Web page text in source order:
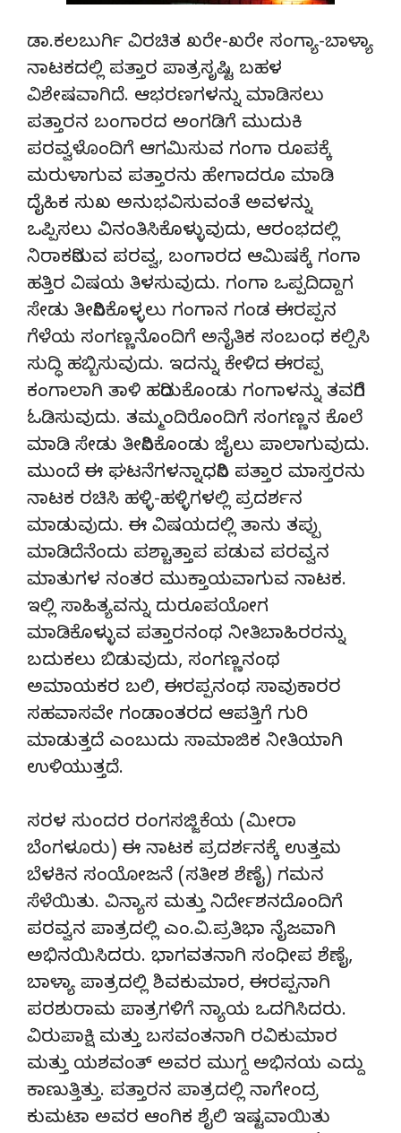
ಡಾ.ಕಲಬುರ್ಗಿ ವಿರಚಿತ ಖರೇ-ಖರೇ ಸಂಗ್ಯಾ-ಬಾಳ್ಯಾ
ನಾಟಕದಲ್ಲಿ ಪತ್ತಾರ ಪಾತ್ರಸೃಷ್ಟಿ ಬಹಳ
ವಿಶೇಷವಾಗಿದೆ. ಆಭರಣಗಳನ್ನು ಮಾಡಿಸಲು
ಪತ್ತಾರನ ಬಂಗಾರದ ಅಂಗಡಿಗೆ ಮುದುಕಿ
ಪರವ್ವಳೊಂದಿಗೆ ಆಗಮಿಸುವ ಗಂಗಾ ರೂಪಕ್ಕೆ
ಮರುಳಾಗುವ ಪತ್ತಾರನು ಹೇಗಾದರೂ ಮಾಡಿ
ದೈಹಿಕ ಸುಖ ಅನುಭವಿಸುವಂತೆ ಅವಳನ್ನು
ಒಪ್ಪಿಸಲು ವಿನಂತಿಸಿಕೊಳ್ಳುವುದು, ಆರಂಭದಲ್ಲಿ
ನಿರಾಕರಿಸುವ ಪರವ್ವ, ಬಂಗಾರದ ಆಮಿಷಕ್ಕೆ ಗಂಗಾ
ಹತ್ತಿರ ವಿಷಯ ತಿಳಸುವುದು. ಗಂಗಾ ಒಪ್ಪದಿದ್ದಾಗ
ಸೇಡು ತೀರಿಸಿಕೊಳ್ಳಲು ಗಂಗಾನ ಗಂಡ ಈರಪ್ಪನ
ಗೆಳೆಯ ಸಂಗಣ್ಣನೊಂದಿಗೆ ಅನೈತಿಕ ಸಂಬಂಧ ಕಲ್ಪಿಸಿ
ಸುದ್ಧಿ ಹಬ್ಬಿಸುವುದು. ಇದನ್ನು ಕೇಳಿದ ಈರಪ್ಪ
ಕಂಗಾಲಾಗಿ ತಾಳಿ ಹರಿದುಕೊಂಡು ಗಂಗಾಳನ್ನು ತವರಿಗೆ
ಓಡಿಸುವುದು. ತಮ್ಮಂದಿರೊಂದಿಗೆ ಸಂಗಣ್ಣನ ಕೊಲೆ
ಮಾಡಿ ಸೇಡು ತೀರಿಸಿಕೊಂಡು ಜೈಲು ಪಾಲಾಗುವುದು.
ಮುಂದೆ ಈ ಘಟನೆಗಳನ್ನಾಧರಿಸಿ ಪತ್ತಾರ ಮಾಸ್ತರನು
ನಾಟಕ ರಚಿಸಿ ಹಳ್ಳಿ-ಹಳ್ಳಿಗಳಲ್ಲಿ ಪ್ರದರ್ಶನ
ಮಾಡುವುದು. ಈ ವಿಷಯದಲ್ಲಿ ತಾನು ತಪ್ಪು
ಮಾಡಿದೆನೆಂದು ಪಶ್ಚಾತ್ತಾಪ ಪಡುವ ಪರವ್ವನ
ಮಾತುಗಳ ನಂತರ ಮುಕ್ತಾಯವಾಗುವ ನಾಟಕ.
ಇಲ್ಲಿ ಸಾಹಿತ್ಯವನ್ನು ದುರೂಪಯೋಗ
ಮಾಡಿಕೊಳ್ಳುವ ಪತ್ತಾರನಂಥ ನೀತಿಬಾಹಿರರನ್ನು
ಬದುಕಲು ಬಿಡುವುದು, ಸಂಗಣ್ಣನಂಥ
ಅಮಾಯಕರ ಬಲಿ, ಈರಪ್ಪನಂಥ ಸಾವುಕಾರರ
ಸಹವಾಸವೇ ಗಂಡಾಂತರದ ಆಪತ್ತಿಗೆ ಗುರಿ
ಮಾಡುತ್ತದೆ ಎಂಬುದು ಸಾಮಾಜಿಕ ನೀತಿಯಾಗಿ
ಉಳಿಯುತ್ತದೆ.
ಸರಳ ಸುಂದರ ರಂಗಸಜ್ಜಿಕೆಯ (ಮೀರಾ
ಬೆಂಗಳೂರು) ಈ ನಾಟಕ ಪ್ರದರ್ಶನಕ್ಕೆ ಉತ್ತಮ
ಬೆಳಕಿನ ಸಂಯೋಜನೆ (ಸತೀಶ ಶೆಣೈ) ಗಮನ
ಸೆಳೆಯಿತು. ವಿನ್ಯಾಸ ಮತ್ತು ನಿರ್ದೇಶನದೊಂದಿಗೆ
ಪರವ್ವನ ಪಾತ್ರದಲ್ಲಿ ಎಂ.ವಿ.ಪ್ರತಿಭಾ ನೈಜವಾಗಿ
ಅಭಿನಯಿಸಿದರು. ಭಾಗವತನಾಗಿ ಸಂಧೀಪ ಶೆಣೈ,
ಬಾಳ್ಯಾ ಪಾತ್ರದಲ್ಲಿ ಶಿವಕುಮಾರ, ಈರಪ್ಪನಾಗಿ
ಪರಶುರಾಮ ಪಾತ್ರಗಳಿಗೆ ನ್ಯಾಯ ಒದಗಿಸಿದರು.
ವಿರುಪಾಕ್ಷಿ ಮತ್ತು ಬಸವಂತನಾಗಿ ರವಿಕುಮಾರ
ಮತ್ತು ಯಶವಂತ್ ಅವರ ಮುಗ್ದ ಅಭಿನಯ ಎದ್ದು
ಕಾಣುತ್ತಿತ್ತು. ಪತ್ತಾರನ ಪಾತ್ರದಲ್ಲಿ ನಾಗೇಂದ್ರ
ಕುಮಟಾ ಅವರ ಆಂಗಿಕ ಶೈಲಿ ಇಷ್ಟವಾಯಿತು